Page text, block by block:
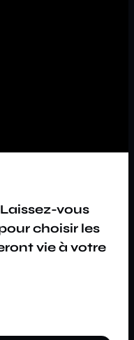
vous
choisir les
vie à votre